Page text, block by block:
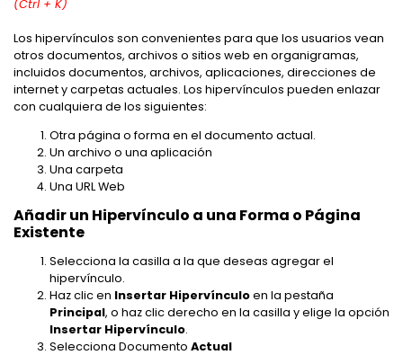
(Ctrl + K)
Los hipervínculos son convenientes para que los usuarios vean
otros documentos, archivos o sitios web en organigramas,
incluidos documentos, archivos, aplicaciones, direcciones de
internet y carpetas actuales. Los hipervínculos pueden enlazar
con cualquiera de los siguientes:
Otra página o forma en el documento actual.
Un archivo o una aplicación
Una carpeta
Una URL Web
Añadir un Hipervínculo a una Forma o Página
Existente
Selecciona la casilla a la que deseas agregar el
hipervínculo.
Haz clic en Insertar Hipervínculoen la pestaña
Principal, o haz clic derecho en la casilla y elige la opción
Insertar Hipervínculo.
Selecciona Documento Actual